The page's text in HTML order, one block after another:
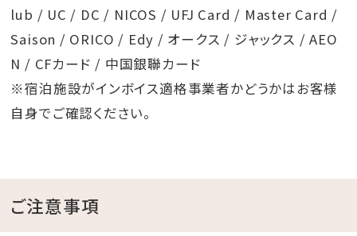
lub / UC / DC / NICOS / UFJ Card / Master Card /
Saison / ORICO / Edy / オークス / ジャックス / AEO
N / CFカード / 中国銀聯カード
※宿泊施設がインボイス適格事業者かどうかはお客様
自身でご確認ください。
ご注意事項